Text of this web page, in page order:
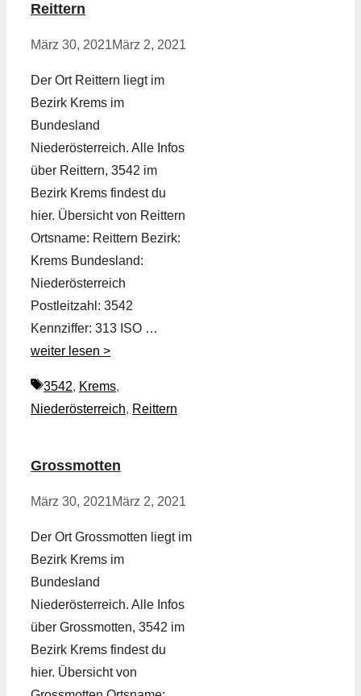
Reittern
März 30, 2021März 2, 2021
Der Ort Reittern liegt im
Bezirk Krems im
Bundesland
Niederösterreich. Alle Infos
über Reittern, 3542 im
Bezirk Krems findest du
hier. Übersicht von Reittern
Ortsname: Reittern Bezirk:
Krems Bundesland:
Niederösterreich
Postleitzahl: 3542
Kennziffer: 313 ISO …
weiter lesen >
Schlagwörter
3542, Krems,
Niederösterreich, Reittern
Grossmotten
März 30, 2021März 2, 2021
Der Ort Grossmotten liegt im
Bezirk Krems im
Bundesland
Niederösterreich. Alle Infos
über Grossmotten, 3542 im
Bezirk Krems findest du
hier. Übersicht von